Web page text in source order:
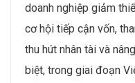
doanh nghiệp giảm
cơ hội tiếp cận vốn,
thu hút nhân tài và
biệt, trong giai đoạn